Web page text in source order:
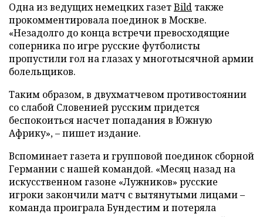
Одна из ведущих немецких газетBild также
прокомментировала поединок в Москве.
«Незадолго до конца встречи превосходящие
соперника по игре русские футболисты
пропустили гол на глазах у многотысячной армии
болельщиков.
Таким образом, в двухматчевом противостоянии
со слабой Словенией русским придется
беспокоиться насчет попадания в Южную
Африку», – пишет издание.
Вспоминает газета и групповой поединок сборной
Германии с нашей командой. «Месяц назад на
искусственном газоне «Лужников» русские
игроки закончили матч с вытянутыми лицами –
команда проиграла Бундестим и потеряла